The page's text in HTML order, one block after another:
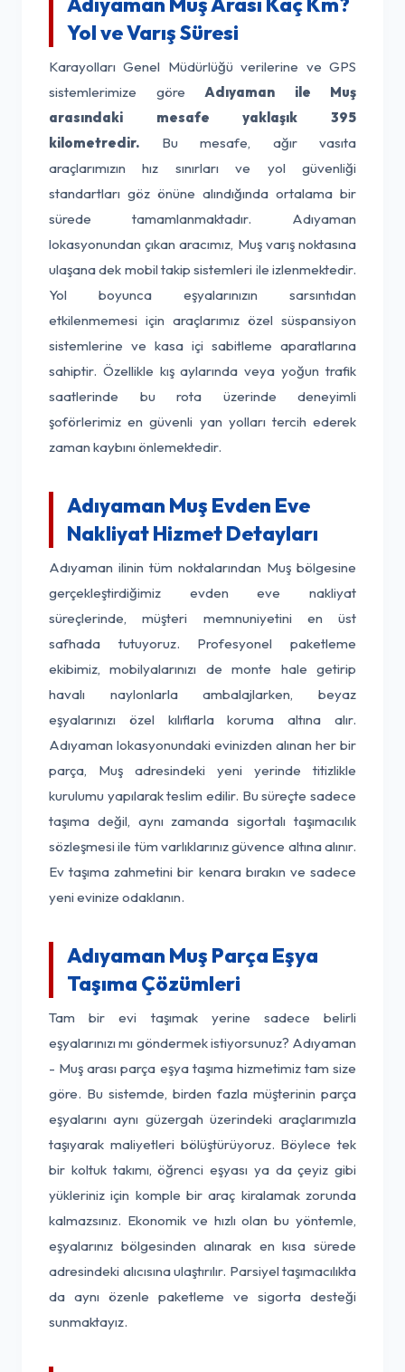
Yol ve Varış Süresi
Karayolları Genel Müdürlüğü verilerine ve GPS
sistemlerimize göre Adıyaman ile Muş
arasındaki mesafe yaklaşık 395
kilometredir. Bu mesafe, ağır vasıta
araçlarımızın hız sınırları ve yol güvenliği
standartları göz önüne alındığında ortalama bir
sürede tamamlanmaktadır. Adıyaman
lokasyonundan çıkan aracımız, Muş varış noktasına
ulaşana dek mobil takip sistemleri ile izlenmektedir.
Yol boyunca eşyalarınızın sarsıntıdan
etkilenmemesi için araçlarımız özel süspansiyon
sistemlerine ve kasa içi sabitleme aparatlarına
sahiptir. Özellikle kış aylarında veya yoğun trafik
saatlerinde bu rota üzerinde deneyimli
şoförlerimiz en güvenli yan yolları tercih ederek
zaman kaybını önlemektedir.
Adıyaman Muş Evden Eve
Nakliyat Hizmet Detayları
Adıyaman ilinin tüm noktalarından Muş bölgesine
gerçekleştirdiğimiz evden eve nakliyat
süreçlerinde, müşteri memnuniyetini en üst
safhada tutuyoruz. Profesyonel paketleme
ekibimiz, mobilyalarınızı de monte hale getirip
havalı naylonlarla ambalajlarken, beyaz
eşyalarınızı özel kılıflarla koruma altına alır.
Adıyaman lokasyonundaki evinizden alınan her bir
parça, Muş adresindeki yeni yerinde titizlikle
kurulumu yapılarak teslim edilir. Bu süreçte sadece
taşıma değil, aynı zamanda sigortalı taşımacılık
sözleşmesi ile tüm varlıklarınız güvence altına alınır.
Ev taşıma zahmetini bir kenara bırakın ve sadece
yeni evinize odaklanın.
Adıyaman Muş Parça Eşya
Taşıma Çözümleri
Tam bir evi taşımak yerine sadece belirli
eşyalarınızı mı göndermek istiyorsunuz? Adıyaman
- Muş arası parça eşya taşıma hizmetimiz tam size
göre. Bu sistemde, birden fazla müşterinin parça
eşyalarını aynı güzergah üzerindeki araçlarımızla
taşıyarak maliyetleri bölüştürüyoruz. Böylece tek
bir koltuk takımı, öğrenci eşyası ya da çeyiz gibi
yükleriniz için komple bir araç kiralamak zorunda
kalmazsınız. Ekonomik ve hızlı olan bu yöntemle,
eşyalarınız bölgesinden alınarak en kısa sürede
adresindeki alıcısına ulaştırılır. Parsiyel taşımacılıkta
da aynı özenle paketleme ve sigorta desteği
sunmaktayız.